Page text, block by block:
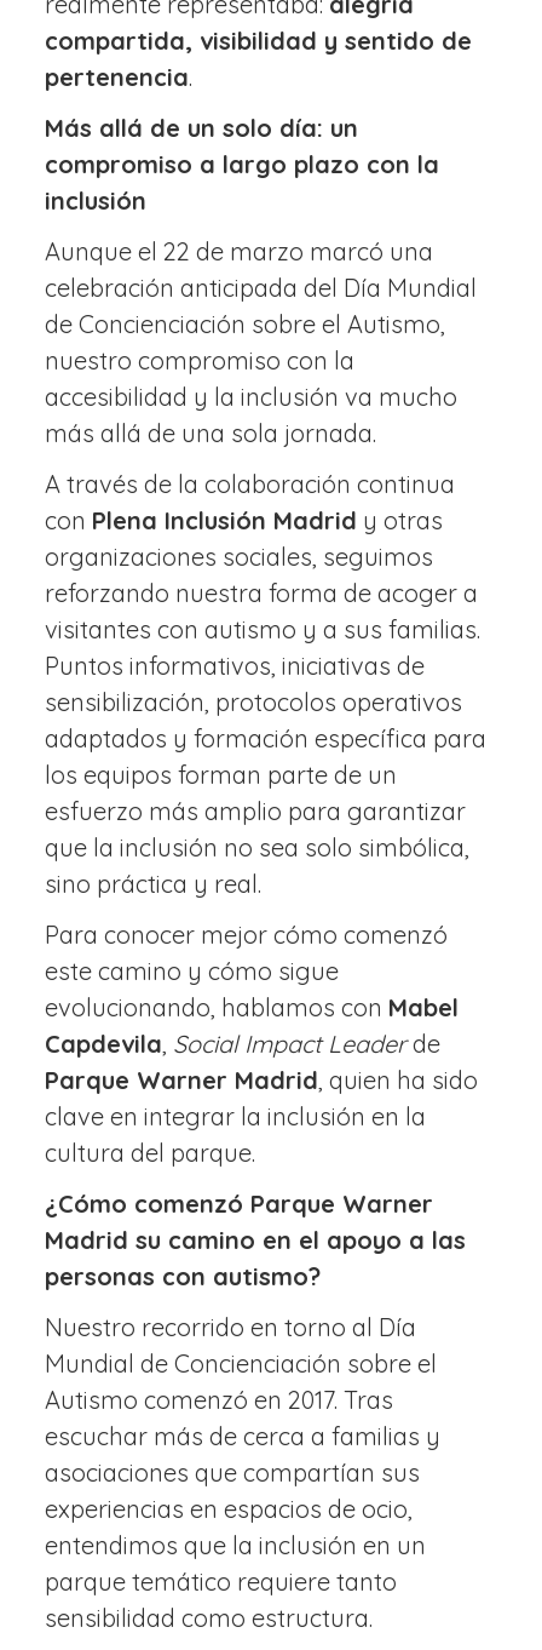
compartida, visibilidad y sentido de
pertenencia.
Más allá de un solo día: un
compromiso a largo plazo con la
inclusión
Aunque el 22 de marzo marcó una
celebración anticipada del Día Mundial
de Concienciación sobre el Autismo,
nuestro compromiso con la
accesibilidad y la inclusión va mucho
más allá de una sola jornada.
A través de la colaboración continua
con Plena Inclusión Madrid y otras
organizaciones sociales, seguimos
reforzando nuestra forma de acoger a
visitantes con autismo y a sus familias.
Puntos informativos, iniciativas de
sensibilización, protocolos operativos
adaptados y formación específica para
los equipos forman parte de un
esfuerzo más amplio para garantizar
que la inclusión no sea solo simbólica,
sino práctica y real.
Para conocer mejor cómo comenzó
este camino y cómo sigue
evolucionando, hablamos con Mabel
Capdevila Social Impact Leaderde
Parque Warner Madrid , quien ha sido
clave en integrar la inclusión en la
cultura del parque.
¿Cómo comenzó Parque Warner
Madrid su camino en el apoyo a las
personas con autismo?
Nuestro recorrido en torno al Día
Mundial de Concienciación sobre el
Autismo comenzó en 2017. Tras
escuchar más de cerca a familias y
asociaciones que compartían sus
experiencias en espacios de ocio,
entendimos que la inclusión en un
parque temático requiere tanto
sensibilidad como estructura.